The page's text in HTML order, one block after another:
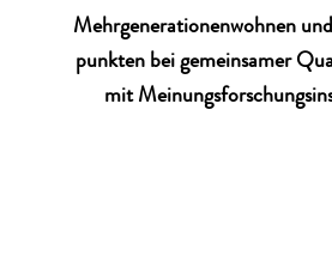
Mehrgenerationenwohnen
punkten bei gemeinsamer
mit